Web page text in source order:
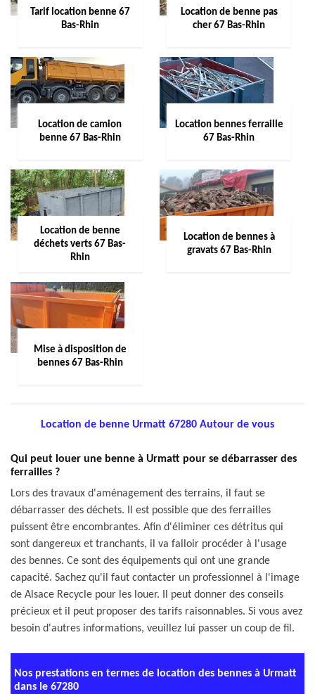
Tarif location benne 67
Bas-Rhin
Location de benne pas
cher 67 Bas-Rhin
Location de camion
benne 67 Bas-Rhin
Location bennes ferraille
67 Bas-Rhin
Location de benne
déchets verts 67 Bas-
Rhin
Location de bennes à
gravats 67 Bas-Rhin
Mise à disposition de
bennes 67 Bas-Rhin
Location de benne Urmatt 67280 Autour de vous
Qui peut louer une benne à Urmatt pour se débarrasser des
ferrailles ?
Lors des travaux d'aménagement des terrains, il faut se
débarrasser des déchets. Il est possible que des ferrailles
puissent être encombrantes. Afin d'éliminer ces détritus qui
sont dangereux et tranchants, il va falloir procéder à l'usage
des bennes. Ce sont des équipements qui ont une grande
capacité. Sachez qu'il faut contacter un professionnel à l'image
de Alsace Recycle pour les louer. Il peut donner des conseils
précieux et il peut proposer des tarifs raisonnables. Si vous avez
besoin d'autres informations, veuillez lui passer un coup de fil.
Nos prestations en termes de location des bennes à Urmatt
dans le 67280